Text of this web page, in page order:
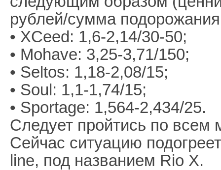
рублей/сумма
• XCeed: 1,6-2,14/30-50;
• Mohave: 3,25-3,71/150;
• Seltos: 1,18-2,08/15;
• Soul: 1,1-1,74/15;
• Sportage: 1,564-2,434/25.
Следует пройтись по всем
Сейчас ситуацию
line, под названием Rio X.